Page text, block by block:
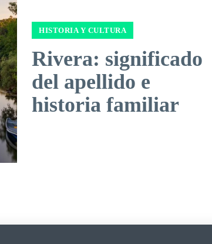
HISTORIA Y CULTURA
Rivera: significado
del apellido e
historia familiar